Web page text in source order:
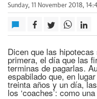
Sunday, 11 November 2018,
Dicen que las
primera, el día que las
terminas de pagarlas.
espabilado que, en
treinta años y un día,
los ‘coaches’: como